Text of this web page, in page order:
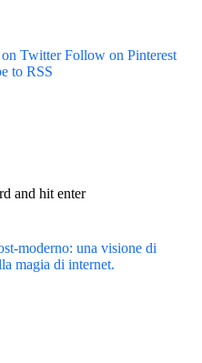
Twitter Follow on Pinterest
to RSS
and hit enter
moderno: una visione di
magia di internet.